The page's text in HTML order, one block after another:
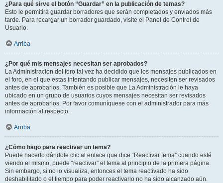
¿Para qué sirve el botón “Guardar” en la publicación de temas?
Esto le permitirá guardar borradores que serán completados y enviados más
tarde. Para recargar un borrador guardado, visite el Panel de Control de
Usuario.
Arriba
¿Por qué mis mensajes necesitan ser aprobados?
La Administración del foro tal vez ha decidido que los mensajes publicados en
el foro, en el que estas intentando publicar mensajes, necesiten ser revisados
antes de aprobarlos. También es posible que La Administración le haya
ubicado en un grupo de usuarios cuyos mensajes necesitan ser revisados
antes de aprobarlos. Por favor comuníquese con el administrador para más
información al respecto.
Arriba
¿Cómo hago para reactivar un tema?
Puede hacerlo dándole clic al enlace que dice “Reactivar tema” cuando esté
viendo el mismo, puede “reactivar” el tema al principio de la primera página.
Sin embargo, si no lo visualiza, entonces el tema reactivado ha sido
deshabilitado o el tiempo para poder reactivarlo no ha sido alcanzado aún.